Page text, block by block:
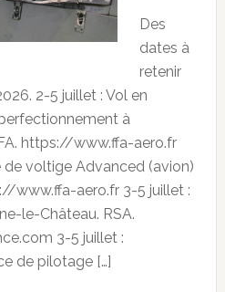
Des
dates à
retenir
2-5 juillet : Vol en
à
https://www.ffa-aero.fr
de voltige Advanced (avion)
www.ffa-aero.fr 3-5 juillet :
le-Château. RSA.
3-5 juillet :
de pilotage […]